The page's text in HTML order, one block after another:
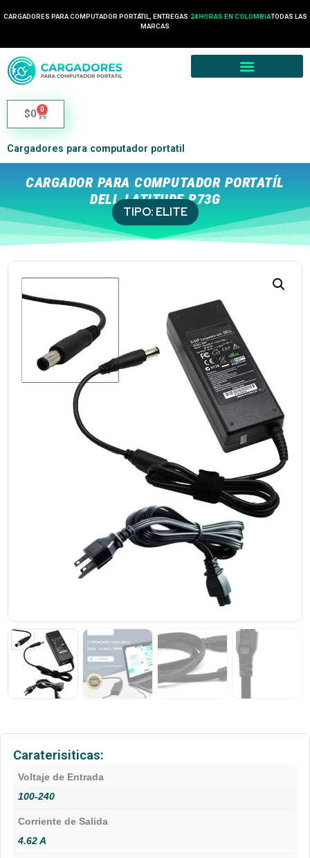
CARGADORES PARA COMPUTADOR PORTÁTIL, ENTREGAS 24 HORAS EN COLOMBIATODAS LAS
MARCAS
$0 0
Cargadores para computador portatil
CARGADOR PARA COMPUTADOR PORTATÍL
DELL LATITUDE P73G
TIPO: ELITE
Caraterisiticas:
Voltaje de Entrada
100-240
Corriente de Salida
4.62 A